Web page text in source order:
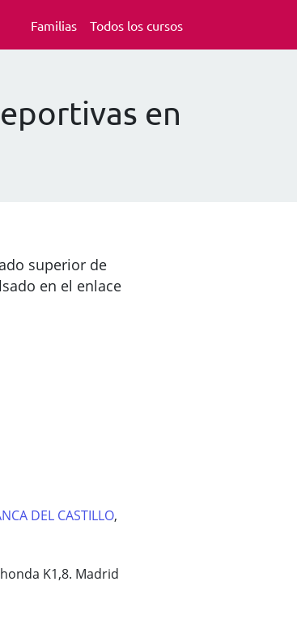
Familias Todos los cursos
en
superior de
en el enlace
DEL CASTILLO,
K1,8. Madrid